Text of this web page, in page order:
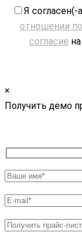
Я согласен(-
отношении
согласие
×
Получить демо